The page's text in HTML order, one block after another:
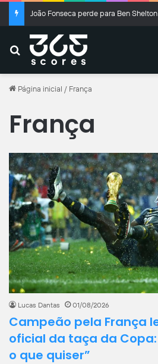
Buscar
Página inicial / França
França
Lucas Dantas 01/08/2026
Campeão pela França
oficial da taça da Copa:
o que quiser”